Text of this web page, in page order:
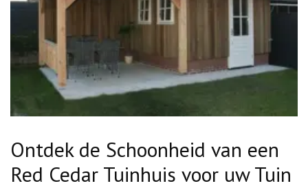
Ontdek de Schoonheid van een
Red Cedar Tuinhuis voor uw Tuin